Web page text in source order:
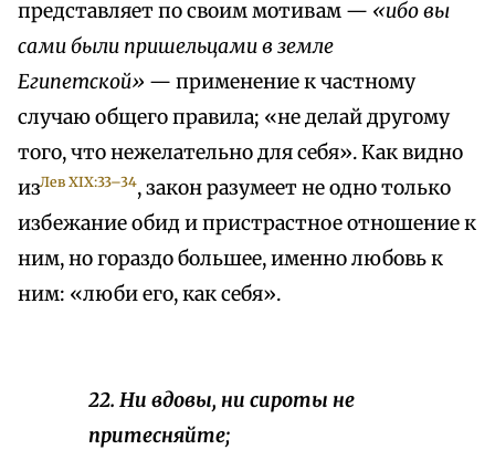
представляет по своим мотивам — «ибо вы
сами были пришельцами в земле
Египетской» — применение к частному
случаю общего правила; «не делай другому
того, что нежелательно для себя». Как видно
изЛев XIX:33–34, закон разумеет не одно только
избежание обид и пристрастное отношение к
ним, но гораздо большее, именно любовь к
ним: «люби его, как себя».
22. Ни вдовы, ни сироты не
притесняйте;